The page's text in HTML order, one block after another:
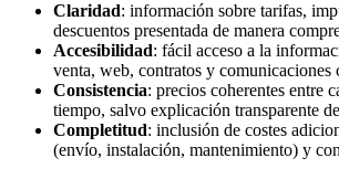
Claridad: información sobre tarifas,
descuentos presentada de manera
Accesibilidad: fácil acceso a la
venta, web, contratos y comunicaciones
Consistencia: precios coherentes entre
tiempo, salvo explicación transparente
Completitud: inclusión de costes
(envío, instalación, mantenimiento) y